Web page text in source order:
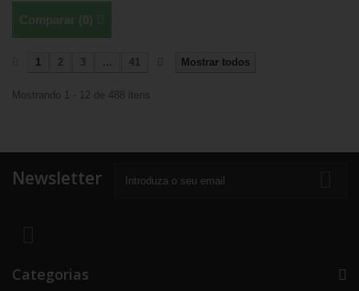
Comparar (0)
Mostrar todos
1 2 3 ... 41
Mostrando 1 - 12 de 488 itens
Newsletter
Categorias